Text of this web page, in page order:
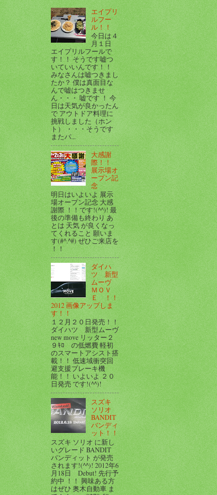
エイプリ
ルフー
ル！！
今日は４
月１日
エイプリルフールで
す！！ そうです嘘つ
いていいんです！！
みなさんは嘘つきまし
たか？ 僕は真面目な
んで嘘はつきませ
ん・・・ 嘘です ！ 今
日は天気が良かったん
で アウトドア料理に
挑戦しました（ホン
ト） ・・・そうです
またパ...
大感謝
際！！
展示場オ
ープン記
念
明日はいよいよ 展示
場オープン記念 大感
謝際 ！！です!(^^)! 最
後の準備も終わり あ
とは 天気 が良くなっ
てくれること 願いま
す(#^.^#) ぜひご来店を
！！
ダイハ
ツ 新型
ムーヴ
ＭＯＶ
Ｅ ！！
2012 画像アップしま
す！！
１２月２０日発売！！
ダイハツ 新型ムーヴ
new move リッター２
９ｷﾛ の低燃費 軽初
のスマートアシスト搭
載！！ 低速域衝突回
避支援ブレーキ機
能！！ いよいよ ２０
日発売 です!(^^)!
スズキ
ソリオ
BANDIT
バンディ
ット！！
スズキ ソリオ に新し
いグレード BANDIT
バンディット が発売
されます!(^^)! 2012年6
月18日 Debut! 先行予
約中 ！！ 興味ある方
はぜひ 奥木自動車 ま